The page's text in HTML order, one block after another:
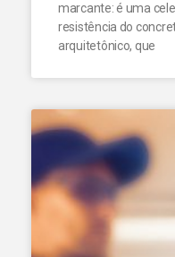
marcante: é uma
resistência do
arquitetônico, que